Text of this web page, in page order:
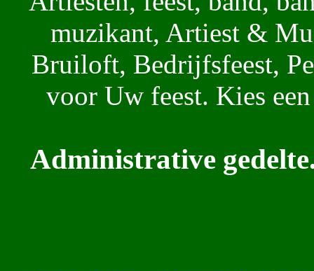
muzikant, Artiest &
Bruiloft, Bedrijfsfeest,
voor Uw feest. Kies
Administrative